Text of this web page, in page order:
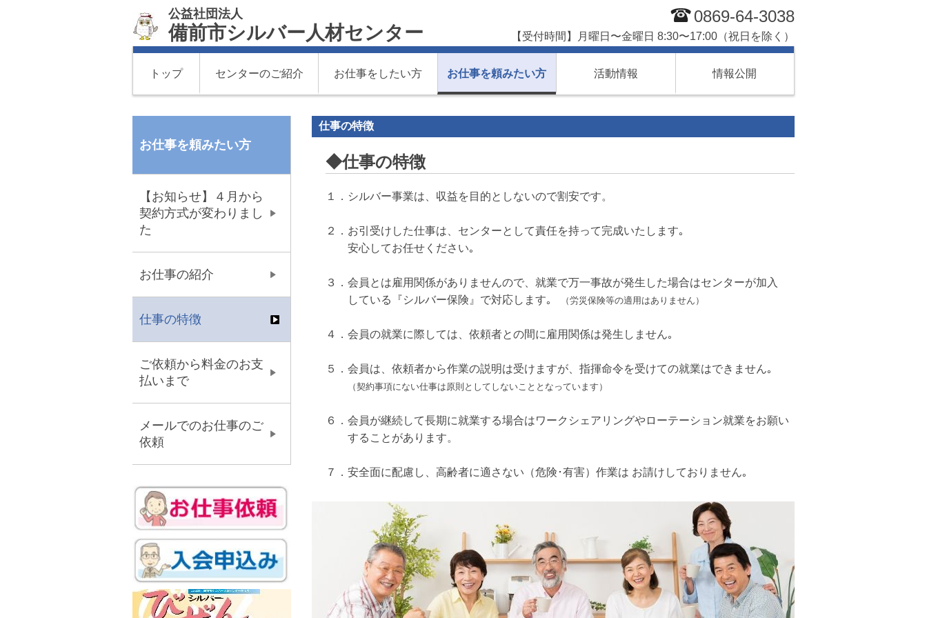
公益社団法人
備前市シルバー人材センター
0869-64-3038
【受付時間】月曜日〜金曜日 8:30〜17:00（祝日を除く）
トップ センターのご紹介 お仕事をしたい方 お仕事を頼みたい方 活動情報 情報公開
仕事の特徴
◆仕事の特徴
１．シルバー事業は、収益を目的としないので割安です。
２．お引受けした仕事は、センターとして責任を持って完成いたします｡
安心してお任せください｡
３．会員とは雇用関係がありませんので、就業で万一事故が発生した場合はセンターが加入
している
『シルバー保険』で対応します｡ （労災保険等の適用はありません）
４． 会員の就業に際しては、依頼者との間に雇用関係は発生しません｡
５．会員は、依頼者から作業の説明は受けますが、指揮命令を受けての就業はできません｡
（契約事項にない仕事は原則としてしないこととなっています）
６．会員が継続して長期に就業する場合はワークシェアリングやローテーション就業をお願い
することがあります。
７．安全面に配慮し、高齢者に適さない（危険･有害）作業は お請けしておりません｡
お仕事を頼みたい方
【お知らせ】４月から
契約方式が変わりまし
た
お仕事の紹介
仕事の特徴
ご依頼から料金のお支
払いまで
メールでのお仕事のご
依頼